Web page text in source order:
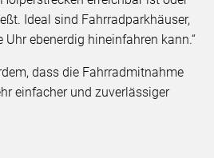
Ideal sind Fahrradparkhäuser,
ebenerdig hineinfahren kann.“
dass die Fahrradmitnahme
einfacher und zuverlässiger